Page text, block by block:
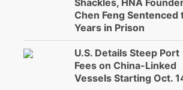
Shackles, HNA
Chen Feng Sentenced
Years in Prison
U.S. Details Steep Port
Fees on China-Linked
Vessels Starting Oct.